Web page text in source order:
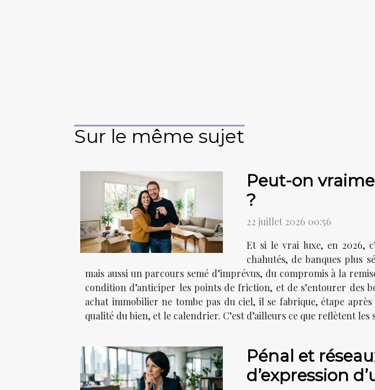
Sur le même sujet
Peut-on
?
22 juillet 2026 00:56
Et si le vrai luxe, en 2026,
chahutés, de banques plus
mais aussi un parcours semé d’imprévus, du compromis à la
condition d’anticiper les points de friction, et de s’entourer des
achat immobilier ne tombe pas du ciel, il se fabrique, étape
qualité du bien, et le calendrier. C’est d’ailleurs ce que reflètent
Pénal et
d’expression